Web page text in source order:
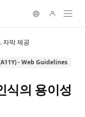
자막 제공
- Web Guidelines
식의 용이성